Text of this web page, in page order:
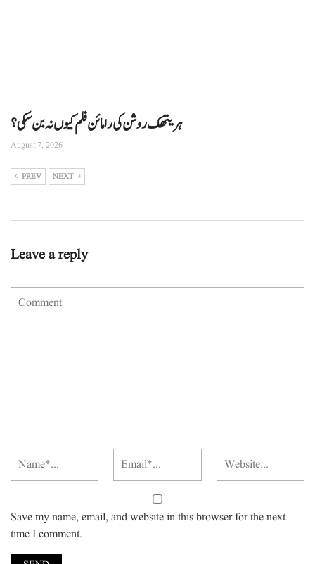
ہریتھک روشن کی رامائن فلم کیوں نہ بن سکی؟
August 7, 2026
PREV NEXT
Leave a reply
Save my name, email, and website in this browser for the next
time I comment.